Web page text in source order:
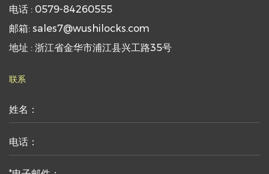
电话 : 0579-84260555
邮箱: sales7@wushilocks.com
地址 : 浙江省金华市浦江县兴工路35号
联系